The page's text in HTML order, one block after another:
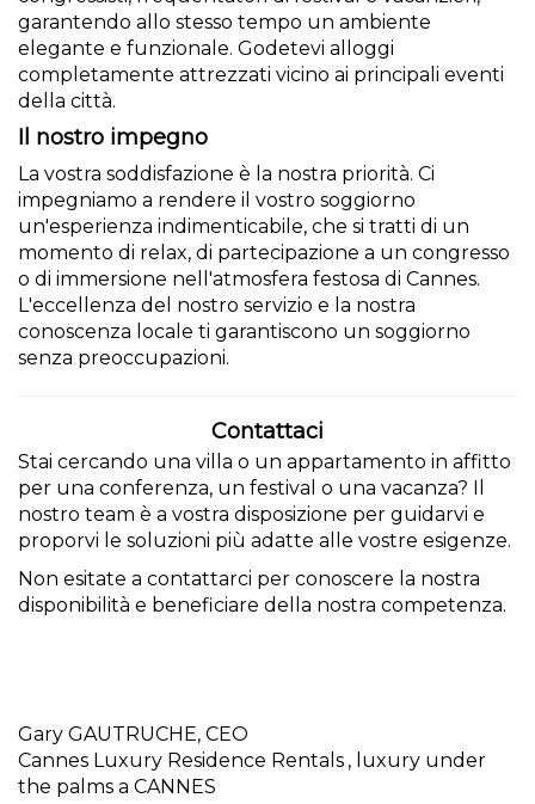
garantendo allo stesso tempo un ambiente
elegante e funzionale. Godetevi alloggi
completamente attrezzati vicino ai principali eventi
della città.
Il nostro impegno
La vostra soddisfazione è la nostra priorità. Ci
impegniamo a rendere il vostro soggiorno
un'esperienza indimenticabile, che si tratti di un
momento di relax, di partecipazione a un congresso
o di immersione nell'atmosfera festosa di Cannes.
L'eccellenza del nostro servizio e la nostra
conoscenza locale ti garantiscono un soggiorno
senza preoccupazioni.
Contattaci
Stai cercando una villa o un appartamento in affitto
per una conferenza, un festival o una vacanza? Il
nostro team è a vostra disposizione per guidarvi e
proporvi le soluzioni più adatte alle vostre esigenze.
Non esitate a contattarci per conoscere la nostra
disponibilità e beneficiare della nostra competenza.
Gary GAUTRUCHE, CEO
Cannes Luxury Residence Rentals , luxury under
the palms a CANNES